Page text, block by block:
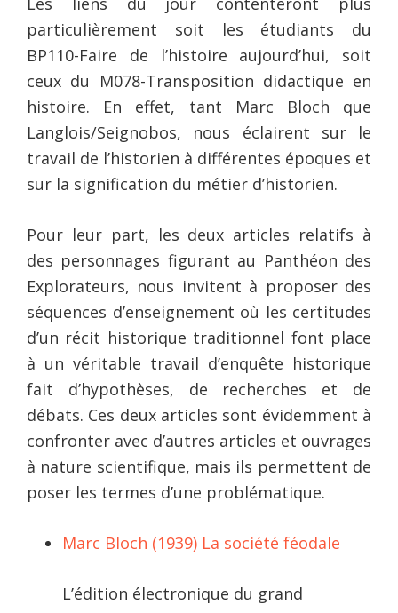
particulièrement soit les étudiants du
BP110-Faire de l’histoire aujourd’hui, soit
ceux du M078-Transposition didactique en
histoire. En effet, tant Marc Bloch que
Langlois/Seignobos, nous éclairent sur le
travail de l’historien à différentes époques et
sur la signification du métier d’historien.
Pour leur part, les deux articles relatifs à
des personnages figurant au Panthéon des
Explorateurs, nous invitent à proposer des
séquences d’enseignement où les certitudes
d’un récit historique traditionnel font place
à un véritable travail d’enquête historique
fait d’hypothèses, de recherches et de
débats. Ces deux articles sont évidemment à
confronter avec d’autres articles et ouvrages
à nature scientifique, mais ils permettent de
poser les termes d’une problématique.
Marc Bloch (1939) La société féodale
L’édition électronique du grand